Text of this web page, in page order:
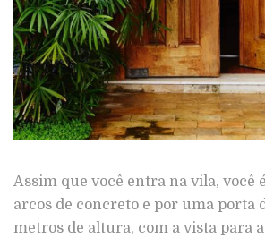
Assim que você entra na vila, você
arcos de concreto e por uma porta
metros de altura, com a vista para a